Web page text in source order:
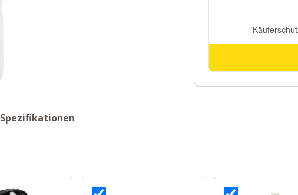
Spezifikationen